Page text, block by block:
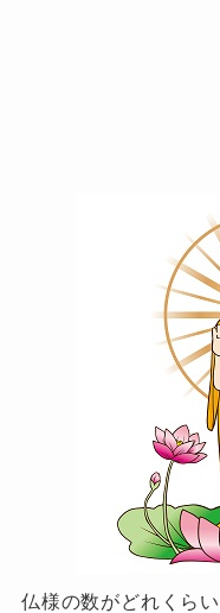
仏様の数がどれくら